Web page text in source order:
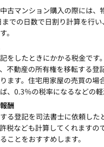
古マンション購入の際には、
での日数で日割り計算を行
。
をしたときにかかる税金です
不動産の所有権を移転する登
ます。住宅用家屋の売買の場
、0.3％の税率になるなどの軽
酬
る登記を司法書士に依頼した
税なども計算してくれますの
ことをおすすめします。